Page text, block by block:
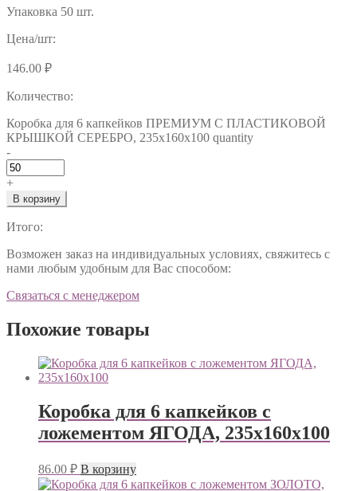
Упаковка 50 шт.
Цена/шт:
146.00 ₽
Количество:
Коробка для 6 капкейков ПРЕМИУМ С ПЛАСТИКОВОЙ
КРЫШКОЙ СЕРЕБРО, 235х160х100 quantity
-
+
В корзину
Итого:
Возможен заказ на индивидуальных условиях, свяжитесь с
нами любым удобным для Вас способом:
Связаться с менеджером
Похожие товары
Коробка для 6 капкейков с
ложементом ЯГОДА, 235х160х100
86.00 ₽ В корзину